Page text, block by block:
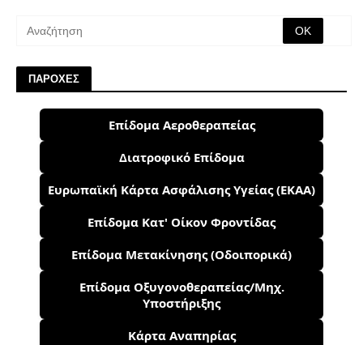
ΠΑΡΟΧΕΣ
Επίδομα Αεροθεραπείας
Διατροφικό Επίδομα
Ευρωπαϊκή Κάρτα Ασφάλισης Υγείας (ΕΚΑΑ)
Επίδομα Κατ' Οίκον Φροντίδας
Επίδομα Μετακίνησης (Οδοιπορικά)
Επίδομα Οξυγονοθεραπείας/Μηχ.
Υποστήριξης
Κάρτα Αναπηρίας